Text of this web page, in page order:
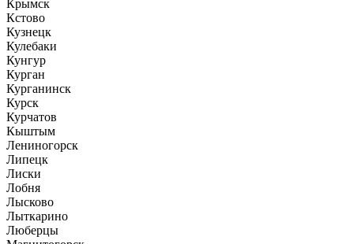
Крымск
Кстово
Кузнецк
Кулебаки
Кунгур
Курган
Курганинск
Курск
Курчатов
Кыштым
Лениногорск
Липецк
Лиски
Лобня
Лысково
Лыткарино
Люберцы